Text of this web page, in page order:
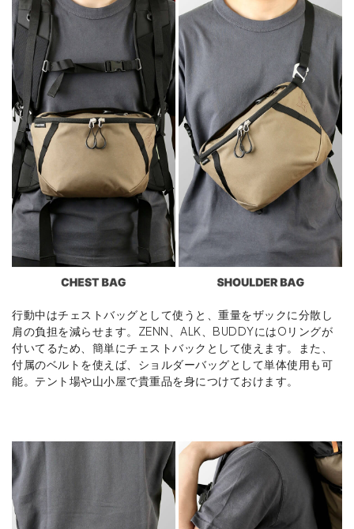
行動中はチェストバッグとして使うと、重量をザックに分散し
肩の負担を減らせます。ZENN、ALK、BUDDYにはOリングが
付いてるため、簡単にチェストバックとして使えます。また、
付属のベルトを使えば、ショルダーバッグとして単体使用も可
能。テント場や山小屋で貴重品を身につけておけます。